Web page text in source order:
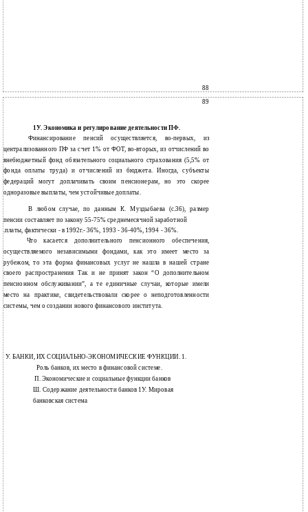
88
89
1У. Экономика и регулирование деятельности ПФ.
Финансирование пенсий осуществляется, во-первых, из
централизованного ПФ за счет 1% от ФОТ, во-вторых, из отчислений во
внебюджетный фонд обязательного социального страхования (5,5% от
фонда оплаты труда) и отчислений из бюджета. Иногда, субъекты
федераций могут доплачивать своим пенсионерам, но это скорее
одноразовые выплаты, чем устойчивые доплаты.
В любом случае, по данным К. Муздыбаева (с.36), размер
пенсии составляет по закону 55-75% среднемесячной заработной
.платы, фактически - в 1992г.- 36%, 1993 - 36-40%, 1994 - 36%.
Что касается дополнительного пенсионного обеспечения,
осуществляемого независимыми фондами, как это имеет место за
рубежом, то эта форма финансовых услуг не нашла в нашей стране
своего распространения Так и не принят закон “О дополнительном
пенсионном обслуживании”, а те единичные случаи, которые имели
место на практике, свидетельствовали скорее о неподготовленности
системы, чем о создании нового финансового института.
У. БАНКИ, ИХ СОЦИАЛЬНО-ЭКОНОМИЧЕСКИЕ ФУНКЦИИ. 1.
Роль банков, их место в финансовой системе.
П. Экономические и социальные функции банков
Ш. Содержание деятельности банков 1У. Мировая
банковская система